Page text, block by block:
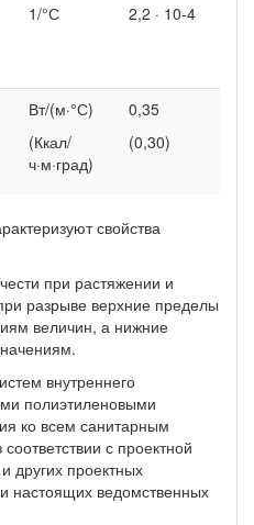
1/°С 2,2 · 10-4
Вт/(м·°С)
(Ккал/
ч·м·град)
0,35
(0,30)
свойства
при растяжении и
разрыве верхние пределы
величин, а нижние
внутреннего
полиэтиленовыми
ко всем санитарным
с проектной
проектных
настоящих ведомственных